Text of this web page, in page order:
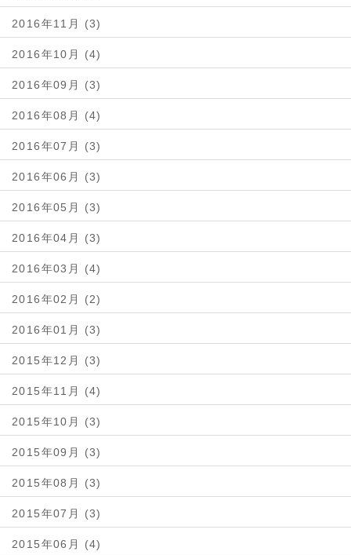
2016年11月 (3)
2016年10月 (4)
2016年09月 (3)
2016年08月 (4)
2016年07月 (3)
2016年06月 (3)
2016年05月 (3)
2016年04月 (3)
2016年03月 (4)
2016年02月 (2)
2016年01月 (3)
2015年12月 (3)
2015年11月 (4)
2015年10月 (3)
2015年09月 (3)
2015年08月 (3)
2015年07月 (3)
2015年06月 (4)